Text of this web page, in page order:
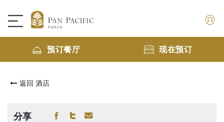
预订餐厅 现在预订
返回 酒店
分享